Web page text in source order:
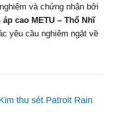
và chứng nhận bởi
cao METU – Thổ Nhĩ
yêu cầu nghiêm ngặt về
thu sét Patroit Rain